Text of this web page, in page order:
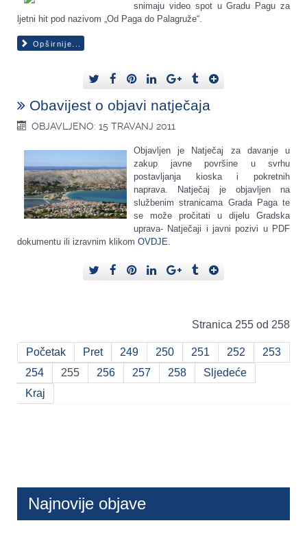
snimaju video spot u Gradu Pagu za
ljetni hit pod nazivom „Od Paga do Palagruže“.
Opširnije...
Obavijest o objavi natječaja
OBJAVLJENO: 15 TRAVANJ 2011
Objavljen je Natječaj za davanje u
zakup javne površine u svrhu
postavljanja kioska i pokretnih
naprava. Natječaj je objavljen na
službenim stranicama Grada Paga te
se može pročitati u dijelu Gradska
uprava- Natječaji i javni pozivi u PDF
dokumentu ili izravnim klikom OVDJE.
Stranica 255 od 258
Početak Pret 249 250 251 252
253
254
255 256 257 258
Sljedeće
Kraj
Najnovije objave